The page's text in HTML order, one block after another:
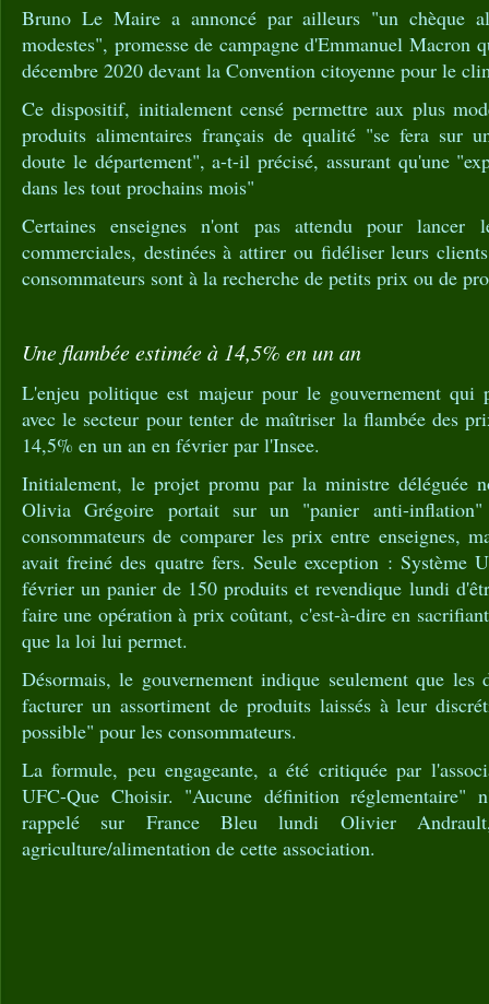
Bruno Le Maire a annoncé par ailleurs "un chèque
modestes", promesse de campagne d'Emmanuel Macron
décembre 2020 devant la Convention citoyenne pour le
Ce dispositif, initialement censé permettre aux plus
produits alimentaires français de qualité "se fera sur
doute le département", a-t-il précisé, assurant qu'une
dans les tout prochains mois"
Certaines enseignes n'ont pas attendu pour lancer
commerciales, destinées à attirer ou fidéliser leurs
consommateurs sont à la recherche de petits prix ou de
Une flambée estimée à 14,5% en un an
L'enjeu politique est majeur pour le gouvernement qui
avec le secteur pour tenter de maîtriser la flambée des
14,5% en un an en février par l'Insee.
Initialement, le projet promu par la ministre déléguée
Olivia Grégoire portait sur un "panier anti-
consommateurs de comparer les prix entre enseignes,
avait freiné des quatre fers. Seule exception : Système
février un panier de 150 produits et revendique lundi
faire une opération à prix coûtant, c'est-à-dire en
que la loi lui permet.
Désormais, le gouvernement indique seulement que les
facturer un assortiment de produits laissés à leur
possible" pour les consommateurs.
La formule, peu engageante, a été critiquée par
UFC-Que Choisir. "Aucune définition réglementaire"
rappelé sur France Bleu lundi Olivier
agriculture/alimentation de cette association.